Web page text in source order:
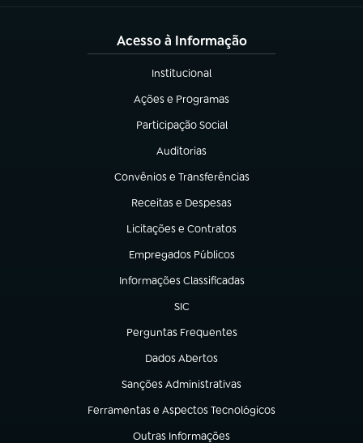
Acesso à Informação
Institucional
(abre em nova aba)
Ações e Programas
(abre em nova aba)
Participação Social
(abre em nova aba)
Auditorias
(abre em nova aba)
Convênios e Transferências
(abre em nova aba)
Receitas e Despesas
(abre em nova aba)
Licitações e Contratos
(abre em nova aba)
Empregados Públicos
(abre em nova aba)
Informações Classificadas
(abre em nova aba)
SIC
(abre em nova aba)
Perguntas Frequentes
(abre em nova aba)
Dados Abertos
(abre em nova aba)
Sanções Administrativas
(abre em nova aba)
Ferramentas e Aspectos Tecnológicos
(abre em nova aba)
Outras Informações